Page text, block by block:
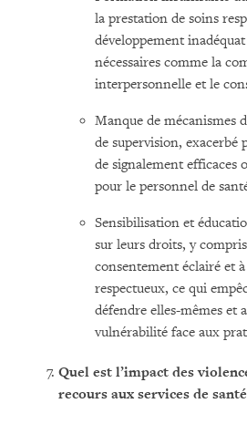
la prestation de soins
développement
nécessaires comme la
interpersonnelle et le
Manque de mécanismes
de supervision, exacerbé
de signalement efficaces
pour le personnel de
Sensibilisation et
sur leurs droits, y
consentement éclairé et
respectueux, ce qui
défendre elles-mêmes et
vulnérabilité face aux
Quel est l’impact des
recours aux services de